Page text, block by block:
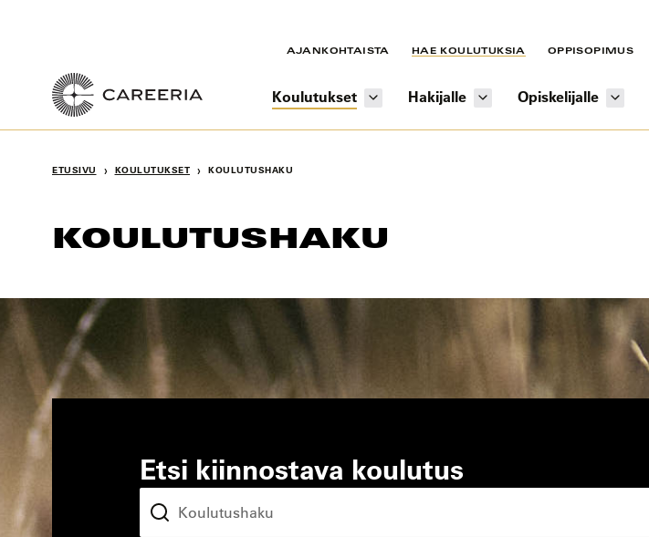
AJANKOHTAISTA HAE KOULUTUKSIA OPPISOPIMUS
Koulutukset Hakijalle Opiskelijalle
ETUSIVU › KOULUTUKSET › KOULUTUSHAKU
KOULUTUSHAKU
Etsi kiinnostava koulutus